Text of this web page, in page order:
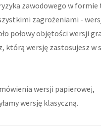
zawodowego w formie
zagrożeniami -
połowy objętości wersji
którą wersję zastosujesz w
wersji papierowej,
wersję klasyczną.